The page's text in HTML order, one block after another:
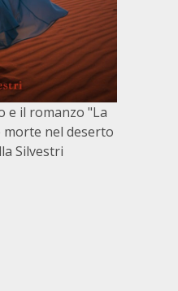
e il romanzo "La
morte nel deserto
Silvestri